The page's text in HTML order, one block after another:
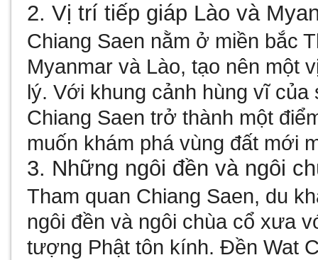
2. Vị trí tiếp giáp Lào và
Chiang Saen nằm ở miền bắc
Myanmar và Lào, tạo nên một
lý. Với khung cảnh hùng vĩ
Chiang Saen trở thành một
muốn khám phá vùng đất mới
3. Những ngôi đền và ngôi
Tham quan Chiang Saen, du
ngôi đền và ngôi chùa cổ xưa
tượng Phật tôn kính. Đền Wat